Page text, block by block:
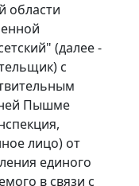
области
(далее -
с
Пышме
лицо) от
единого
в связи с